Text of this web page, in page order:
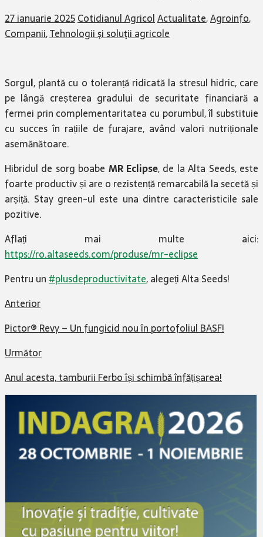
27 ianuarie 2025Cotidianul AgricolActualitate,Agroinfo,
Companii,Tehnologii şi soluţii agricole
Sorgul, plantă cu o toleranță ridicată la stresul hidric, care
pe lângă creșterea gradului de securitate financiară a
fermei prin complementaritatea cu porumbul, îl substituie
cu succes în rațiile de furajare, având valori nutriționale
asemănătoare.
Hibridul de sorg boabe MR Eclipse, de la Alta Seeds, este
foarte productiv și are o rezistență remarcabilă la secetă și
arșiță. Stay green-ul este una dintre caracteristicile sale
pozitive.
Aflați mai multe aici:
https://ro.altaseeds.com/produse/mr-eclipse
Pentru un#plusdeproductivitate, alegeți Alta Seeds!
Anterior
Pictor® Revy – Un fungicid nou în portofoliul BASF!
Următor
Anul acesta, tamburii Ferbo își schimbă înfățișarea!